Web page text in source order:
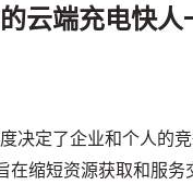
云端充电快人
决定了企业和个人的
在缩短资源获取和服